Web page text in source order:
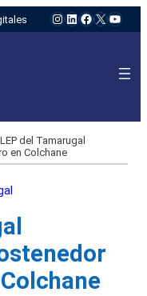
Instagram
LinkedIn
Facebook
X
del Tamarugal
en Colchane